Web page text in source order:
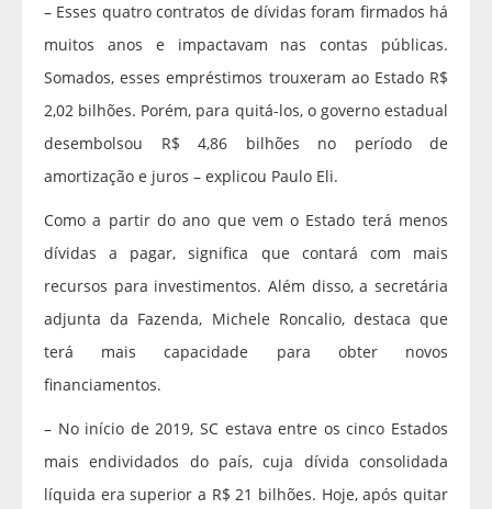
– Esses quatro contratos de dívidas foram firmados há
muitos anos e impactavam nas contas públicas.
Somados, esses empréstimos trouxeram ao Estado R$
2,02 bilhões. Porém, para quitá-los, o governo estadual
desembolsou R$ 4,86 bilhões no período de
amortização e juros – explicou Paulo Eli.
Como a partir do ano que vem o Estado terá menos
dívidas a pagar, significa que contará com mais
recursos para investimentos. Além disso, a secretária
adjunta da Fazenda, Michele Roncalio, destaca que
terá mais capacidade para obter novos
financiamentos.
– No início de 2019, SC estava entre os cinco Estados
mais endividados do país, cuja dívida consolidada
líquida era superior a R$ 21 bilhões. Hoje, após quitar